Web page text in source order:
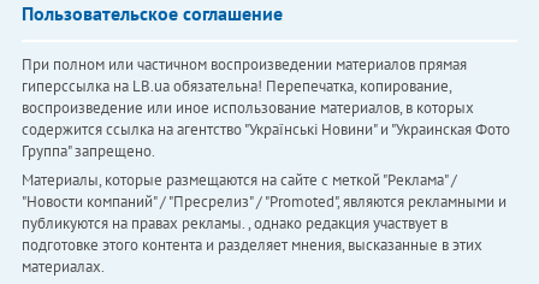
Пользовательское соглашение
При полном или частичном воспроизведении материалов прямая
гиперссылка на LB.ua обязательна! Перепечатка, копирование,
воспроизведение или иное использование материалов, в которых
содержится ссылка на агентство "Українськi Новини" и "Украинская Фото
Группа" запрещено.
Материалы, которые размещаются на сайте с меткой "Реклама" /
"Новости компаний" / "Пресрелиз" / "Promoted", являются рекламными и
публикуются на правах рекламы. , однако редакция участвует в
подготовке этого контента и разделяет мнения, высказанные в этих
материалах.